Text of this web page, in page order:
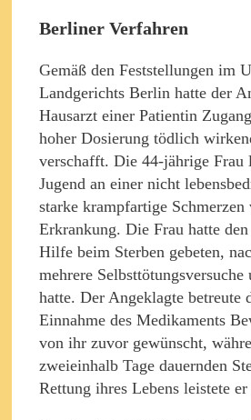
Berliner Verfahren
Gemäß den Feststellungen im
Landgerichts Berlin hatte der
Hausarzt einer Patientin
hoher Dosierung tödlich
verschafft. Die 44-jährige
Jugend an einer nicht
starke krampfartige Schmerzen
Erkrankung. Die Frau hatte
Hilfe beim Sterben gebeten,
mehrere Selbsttötungsversuche
hatte. Der Angeklagte betreute
Einnahme des Medikaments
von ihr zuvor gewünscht,
zweieinhalb Tage dauernden
Rettung ihres Lebens leistete